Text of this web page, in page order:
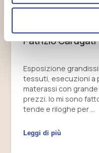
Patrizio Carugati
Esposizione
tessuti, esecuzioni a
materassi con
prezzi. Io mi sono
tende e riloghe per …
Leggi di più